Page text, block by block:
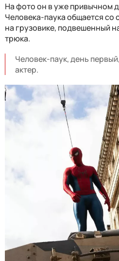
На фото он в уже привычном
Человека-паука общается со
на грузовике, подвешенный
трюка.
Человек-паук, день
актер.